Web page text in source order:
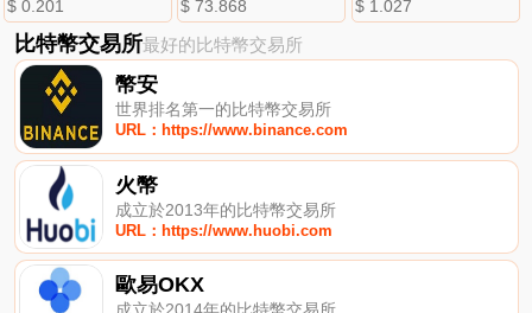
$ 0.201 $ 73.868 $ 1.027
比特幣交易所最好的比特幣交易所
幣安
世界排名第一的比特幣交易所
URL：https://www.binance.com
火幣
成立於2013年的比特幣交易所
URL：https://www.huobi.com
歐易OKX